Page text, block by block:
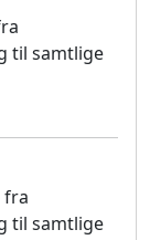
til samtlige
fra
til samtlige